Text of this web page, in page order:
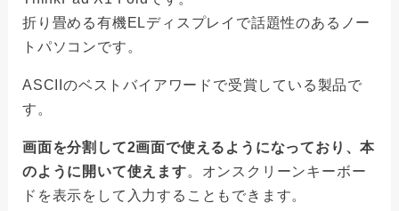
折り畳める有機ELディスプレイで話題性のあるノー
トパソコンです。
ASCIIのベストバイアワードで受賞している製品で
す。
画面を分割して2画面で使えるようになっており、本
のように開いて使えます。オンスクリーンキーボー
ドを表示をして入力することもできます。